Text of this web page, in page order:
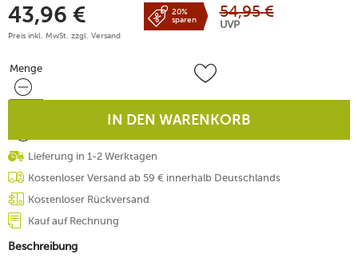
43,96 €
Preis inkl. MwSt. zzgl. Versand
20%
sparen
54,95 €
UVP
Menge
Menge
IN DEN WARENKORB
Lieferung in 1-2 Werktagen
Kostenloser Versand ab 59 € innerhalb Deutschlands
Kostenloser Rückversand
Kauf auf Rechnung
Beschreibung